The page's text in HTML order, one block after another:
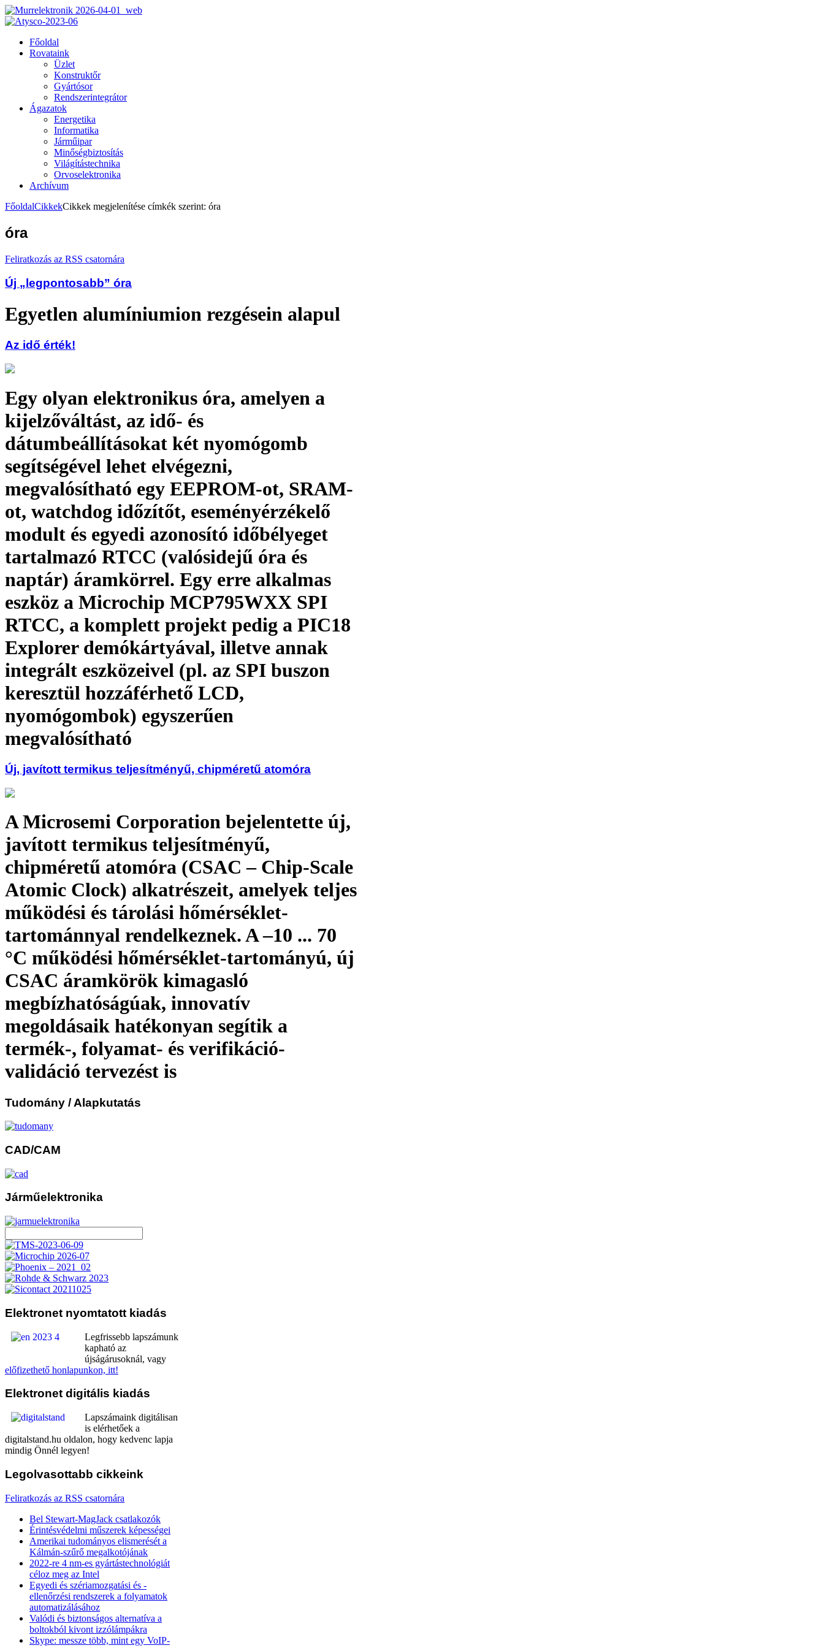
Főoldal
Rovataink
Üzlet
Konstruktőr
Gyártósor
Rendszerintegrátor
Ágazatok
Energetika
Informatika
Járműipar
Minőségbiztosítás
Világítástechnika
Orvoselektronika
Archívum
FőoldalCikkekCikkek megjelenítése címkék szerint: óra
óra
Feliratkozás az RSS csatornára
Új „legpontosabb” óra
Egyetlen alumíniumion rezgésein alapul
Az idő érték!
Egy olyan elektronikus óra, amelyen a
kijelzőváltást, az idő- és
dátumbeállításokat két nyomógomb
segítségével lehet elvégezni,
megvalósítható egy EEPROM-ot, SRAM-
ot, watchdog időzítőt, eseményérzékelő
modult és egyedi azonosító időbélyeget
tartalmazó RTCC (valósidejű óra és
naptár) áramkörrel. Egy erre alkalmas
eszköz a Microchip MCP795WXX SPI
RTCC, a komplett projekt pedig a PIC18
Explorer demókártyával, illetve annak
integrált eszközeivel (pl. az SPI buszon
keresztül hozzáférhető LCD,
nyomógombok) egyszerűen
megvalósítható
Új, javított termikus teljesítményű, chipméretű atomóra
A Microsemi Corporation bejelentette új,
javított termikus teljesítményű,
chipméretű atomóra (CSAC – Chip-Scale
Atomic Clock) alkatrészeit, amelyek teljes
működési és tárolási hőmérséklet-
tartománnyal rendelkeznek. A –10 ... 70
°C működési hőmérséklet-tartományú, új
CSAC áramkörök kimagasló
megbízhatóságúak, innovatív
megoldásaik hatékonyan segítik a
termék-, folyamat- és verifikáció-
validáció tervezést is
Tudomány / Alapkutatás
CAD/CAM
Járműelektronika
Elektronet nyomtatott kiadás
Legfrissebb lapszámunk
kapható az
újságárusoknál, vagy
előfizethető honlapunkon, itt!
Elektronet digitális kiadás
Lapszámaink digitálisan
is elérhetőek a
digitalstand.hu oldalon, hogy kedvenc lapja
mindig Önnél legyen!
Legolvasottabb cikkeink
Feliratkozás az RSS csatornára
Bel Stewart-MagJack csatlakozók
Érintésvédelmi műszerek képességei
Amerikai tudományos elismerését a
Kálmán-szűrő megalkotójának
2022-re 4 nm-es gyártástechnológiát
céloz meg az Intel
Egyedi és szériamozgatási és -
ellenőrzési rendszerek a folyamatok
automatizálásához
Valódi és biztonságos alternatíva a
boltokból kivont izzólámpákra
Skype: messze több, mint egy VoIP-